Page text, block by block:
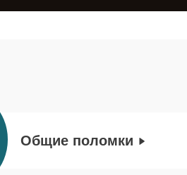
Общие поломки